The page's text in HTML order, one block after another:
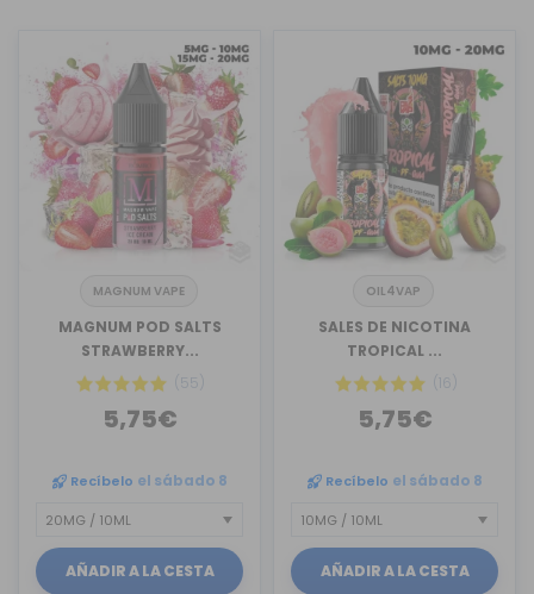
MAGNUM VAPE
MAGNUM POD SALTS
STRAWBERRY...
(55)
5,75€
Recíbelo el sábado 8
AÑADIR A LA CESTA
OIL4VAP
SALES DE NICOTINA
TROPICAL ...
(16)
5,75€
Recíbelo el sábado 8
AÑADIR A LA CESTA